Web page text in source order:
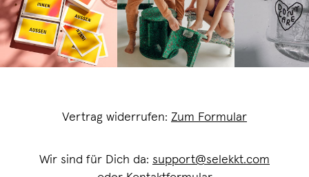
Vertrag widerrufen: Zum Formular
Wir sind für Dich da: support@selekkt.com